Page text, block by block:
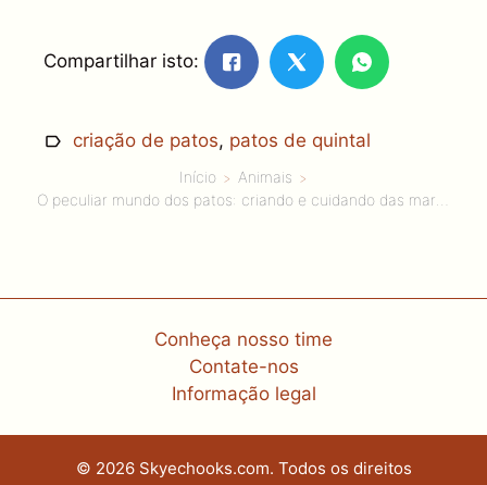
Compartilhar isto:
criação de patos, patos de quintal
Início
Animais
Conheça nosso time
Contate-nos
Informação legal
© 2026 Skyechooks.com. Todos os direitos